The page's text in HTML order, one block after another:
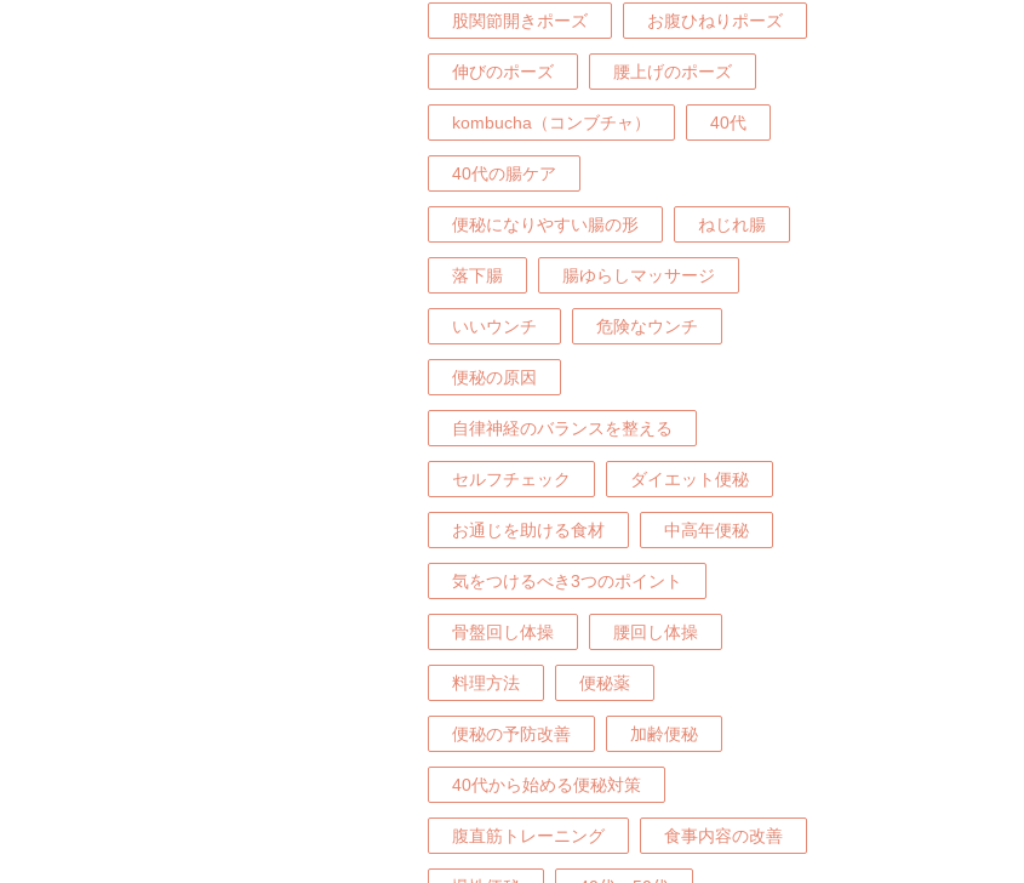
股関節開きポーズ お腹ひねりポーズ
伸びのポーズ 腰上げのポーズ
kombucha（コンブチャ） 40代
40代の腸ケア
便秘になりやすい腸の形 ねじれ腸
落下腸 腸ゆらしマッサージ
いいウンチ 危険なウンチ
便秘の原因
自律神経のバランスを整える
セルフチェック ダイエット便秘
お通じを助ける食材 中高年便秘
気をつけるべき3つのポイント
骨盤回し体操 腰回し体操
料理方法 便秘薬
便秘の予防改善 加齢便秘
40代から始める便秘対策
腹直筋トレーニング 食事内容の改善